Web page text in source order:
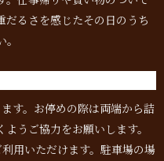
だるさを感じたその日のうち
す。お停めの際は両端から詰
うご協力をお願いします。
用いただけます。駐車場の場